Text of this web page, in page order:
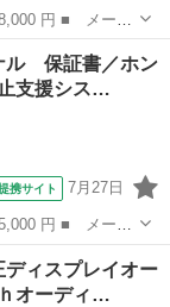
ード名： ＲＳ
ビ ＴＶ Ｒカメ
ル 保証書／ホン
支援シス…
携サイト 7月27日
ド名： オリジ
システム／シー
ィスプレイオー
オーディ…